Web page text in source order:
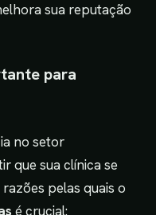
sua reputação
para
no setor
que sua clínica se
pelas quais o
é crucial: